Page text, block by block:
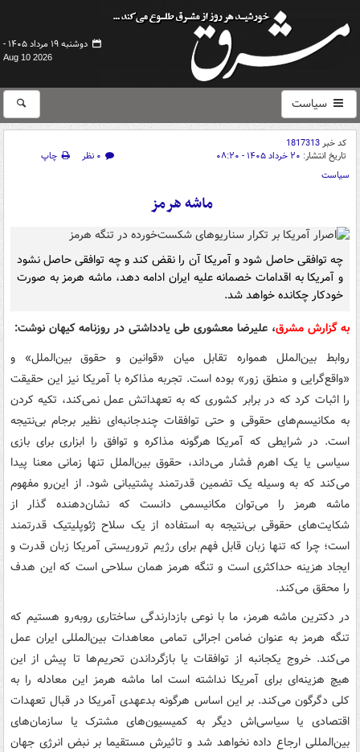
دوشنبه ۱۹ مرداد ۱۴۰۵ -
Aug 10 2026
سیاست
کد خبر1817313
تاریخ انتشار: ۲۰ خرداد ۱۴۰۵ - ۰۸:۲۰ ۰ نظر
چاپ
سیاست
ماشه هرمز
چه توافقی حاصل شود و آمریکا آن را نقض کند و چه توافقی حاصل نشود
و آمریکا به اقدامات خصمانه علیه ایران ادامه دهد، ماشه هرمز به صورت
خودکار چکانده خواهد شد.
به گزارش مشرق، علیرضا معشوری طی یادداشتی در روزنامه کیهان نوشت:
روابط بین‌الملل همواره تقابل میان «قوانین و حقوق بین‌الملل» و
«واقع‌گرایی و منطق زور» بوده است. تجربه مذاکره با آمریکا نیز این حقیقت
را اثبات کرد که در برابر کشوری که به تعهداتش عمل نمی‌کند، تکیه کردن
به مکانیسم‌های حقوقی و حتی توافقات چندجانبه‌ای نظیر برجام بی‌نتیجه
است. در شرایطی که آمریکا هرگونه مذاکره و توافق را ابزاری برای بازی
سیاسی یا یک اهرم فشار می‌داند، حقوق بین‌الملل تنها زمانی معنا پیدا
می‌کند که به وسیله یک تضمین قدرتمند پشتیبانی شود. از این‌رو مفهوم
ماشه هرمز را می‌توان مکانیسمی دانست که نشان‌دهنده گذار از
شکایت‌های حقوقی بی‌نتیجه به استفاده از یک سلاح ژئوپلیتیک قدرتمند
است؛ چرا که تنها زبان قابل فهم برای رژیم تروریستی آمریکا زبان قدرت و
ایجاد هزینه حداکثری است و تنگه هرمز همان سلاحی است که این هدف
را محقق می‌کند.
در دکترین ماشه هرمز، ما با نوعی بازدارندگی ساختاری روبه‌رو هستیم که
تنگه هرمز به عنوان ضامن اجرائی تمامی معاهدات بین‌المللی ایران عمل
می‌کند. خروج یکجانبه از توافقات یا بازگرداندن تحریم‌ها تا پیش از این
هیچ هزینه‌ای برای آمریکا نداشته است اما ماشه هرمز این معادله را به
کلی دگرگون می‌کند. بر این اساس هرگونه بدعهدی آمریکا در قبال تعهدات
اقتصادی یا سیاسی‌اش دیگر به کمیسیون‌های مشترک یا سازمان‌های
بین‌المللی ارجاع داده نخواهد شد و تاثیرش مستقیما بر نبض انرژی جهان